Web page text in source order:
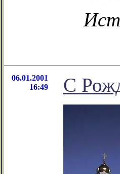
06.01.2001
16:49
С